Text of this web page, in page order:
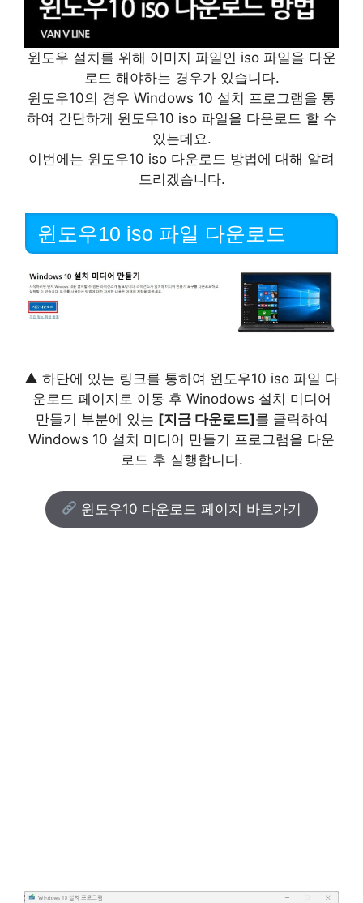
윈도우 설치를 위해 이미지 파일인 iso 파일을 다운
로드 해야하는 경우가 있습니다.
윈도우10의 경우 Windows 10 설치 프로그램을 통
하여 간단하게 윈도우10 iso 파일을 다운로드 할 수
있는데요.
이번에는 윈도우10 iso 다운로드 방법에 대해 알려
드리겠습니다.
윈도우10 iso 파일 다운로드
▲ 하단에 있는 링크를 통하여 윈도우10 iso 파일 다
운로드 페이지로 이동 후 Winodows 설치 미디어
만들기 부분에 있는 [지금 다운로드]를 클릭하여
Windows 10 설치 미디어 만들기 프로그램을 다운
로드 후 실행합니다.
윈도우10 다운로드 페이지 바로가기